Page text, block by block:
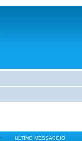
ULTIMO MESSAGGIO